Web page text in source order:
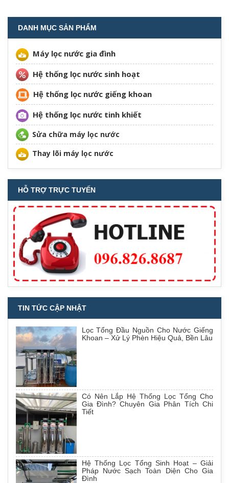
DANH MỤC SẢN PHẨM
Máy lọc nước gia đình
Hệ thống lọc nước sinh hoạt
Hệ thống lọc nước giếng khoan
Hệ thống lọc nước tinh khiết
Sửa chữa máy lọc nước
Thay lõi máy lọc nước
HỖ TRỢ TRỰC TUYẾN
TIN TỨC CẬP NHẬT
Lọc Tổng Đầu Nguồn Cho Nước Giếng
Khoan – Xử Lý Phèn Hiệu Quả, Bền Lâu
Có Nên Lắp Hệ Thống Lọc Tổng Cho
Gia Đình? Chuyên Gia Phân Tích Chi
Tiết
Hệ Thống Lọc Tổng Sinh Hoạt – Giải
Pháp Nước Sạch Toàn Diện Cho Gia
Đình